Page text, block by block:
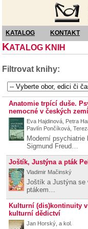
KATALOG KONTAKT
KATALOG KNIH
Filtrovat knihy:
Anatomie trpící duše.
nemocné v českých
Eva Hajdinová, Petra
Pavlín Pončíková,
Moderní
Sigmund Freud…
Joštík, Justýna a pták
Vladimir Mačinský
Joštík a Justýna se
ptákem…
Kulturní (dis)kontinuity
kulturní dědictví
Jan Horský, a kol.